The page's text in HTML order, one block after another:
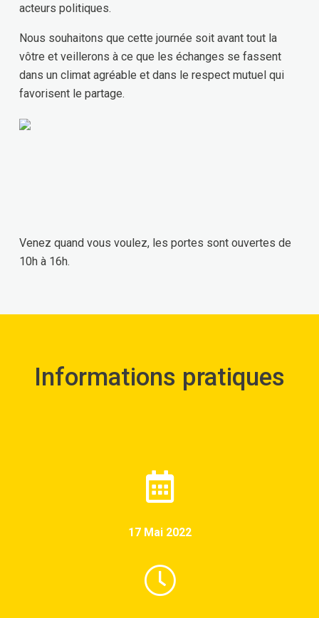
acteurs politiques.
Nous souhaitons que cette journée soit avant tout la
vôtre et veillerons à ce que les échanges se fassent
dans un climat agréable et dans le respect mutuel qui
favorisent le partage.
Venez quand vous voulez, les portes sont ouvertes de
10h à 16h.
Informations pratiques
17 Mai 2022